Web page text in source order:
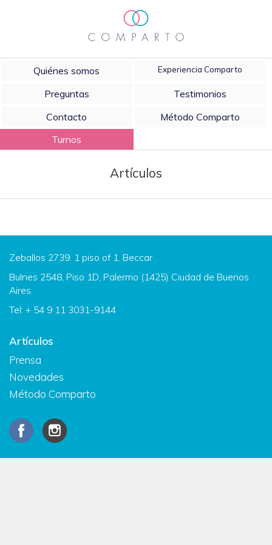
Quiénes somos Experiencia Comparto
Preguntas
Testimonios
Contacto
Método Comparto
Turnos
Artículos
Zeballos 2739. 1 piso of 1. Beccar
Bulnes 2548, Piso 1D, Palermo (1425) Ciudad de Buenos
Aires.
Tel: + 54 9 11 3031-9144
Artículos
Prensa
Novedades
Método Comparto